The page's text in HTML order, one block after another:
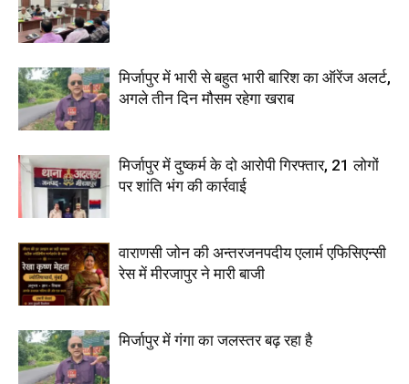
मिर्जापुर में भारी से बहुत भारी बारिश का ऑरेंज अलर्ट,
अगले तीन दिन मौसम रहेगा खराब
मिर्जापुर में दुष्कर्म के दो आरोपी गिरफ्तार, 21 लोगों
पर शांति भंग की कार्रवाई
वाराणसी जोन की अन्तरजनपदीय एलार्म एफिसिएन्सी
रेस में मीरजापुर ने मारी बाजी
मिर्जापुर में गंगा का जलस्तर बढ़ रहा है